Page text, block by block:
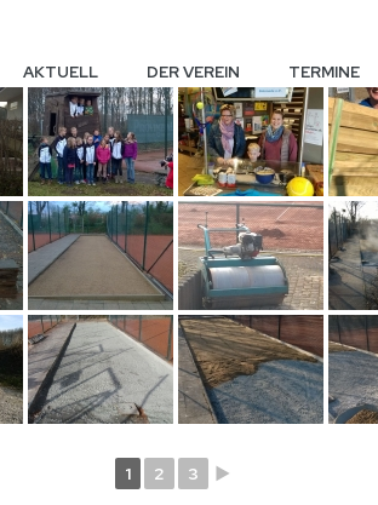
AKTUELL DER VEREIN TERMINE
1 2 3 ►